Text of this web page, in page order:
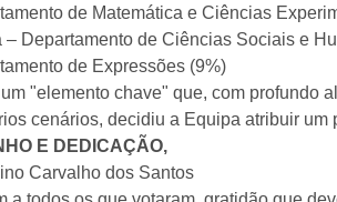
de Matemática e Ciências
– Departamento de Ciências Sociais e
de Expressões (9%)
"elemento chave" que, com profundo
cenários, decidiu a Equipa atribuir um
E DEDICAÇÃO,
Carvalho dos Santos